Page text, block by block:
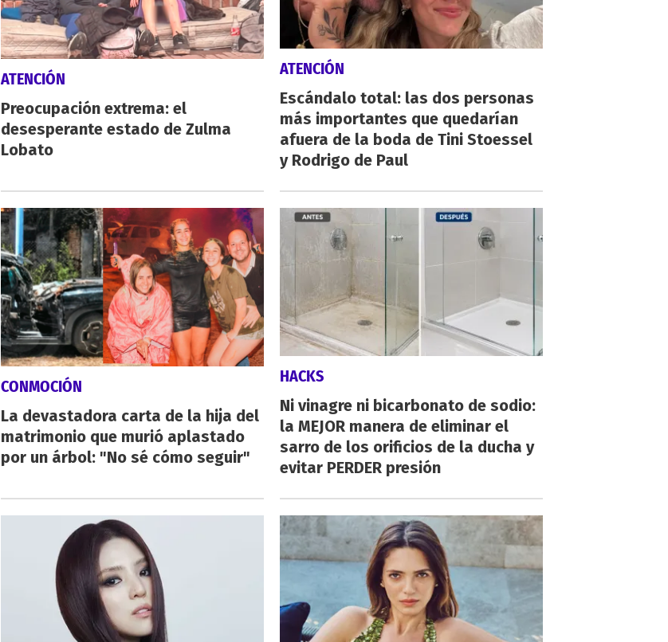
ATENCIÓN
Preocupación extrema: el
desesperante estado de Zulma
Lobato
ATENCIÓN
Escándalo total: las dos personas
más importantes que quedarían
afuera de la boda de Tini Stoessel
y Rodrigo de Paul
CONMOCIÓN
La devastadora carta de la hija del
matrimonio que murió aplastado
por un árbol: "No sé cómo seguir"
HACKS
Ni vinagre ni bicarbonato de sodio:
la MEJOR manera de eliminar el
sarro de los orificios de la ducha y
evitar PERDER presión